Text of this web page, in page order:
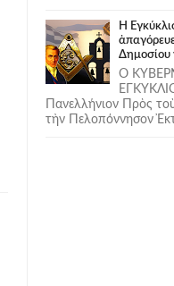
Ἡ
Δημοσίου
Ο
Πανελλήνιον Πρὸς
τὴν Πελοπόννησον